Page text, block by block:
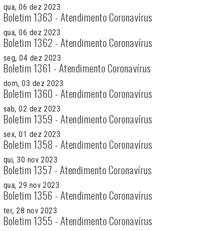
qua, 06 dez 2023
Boletim 1363 - Atendimento Coronavírus
qua, 06 dez 2023
Boletim 1362 - Atendimento Coronavírus
seg, 04 dez 2023
Boletim 1361 - Atendimento Coronavírus
dom, 03 dez 2023
Boletim 1360 - Atendimento Coronavírus
sab, 02 dez 2023
Boletim 1359 - Atendimento Coronavírus
sex, 01 dez 2023
Boletim 1358 - Atendimento Coronavírus
qui, 30 nov 2023
Boletim 1357 - Atendimento Coronavírus
qua, 29 nov 2023
Boletim 1356 - Atendimento Coronavírus
ter, 28 nov 2023
Boletim 1355 - Atendimento Coronavírus